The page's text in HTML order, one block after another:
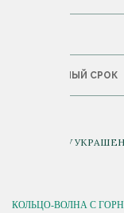
ГАРАНТИЙНЫЙ СРОК
К ДАННОМУ
КОЛЬЦО-ВОЛНА С